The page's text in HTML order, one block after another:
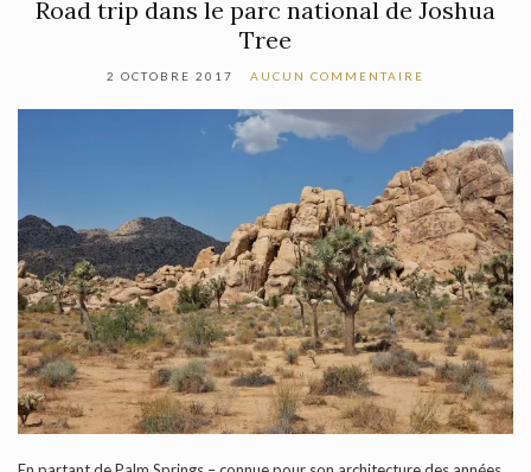
Road trip dans le parc national de Joshua
Tree
2 OCTOBRE 2017 AUCUN COMMENTAIRE